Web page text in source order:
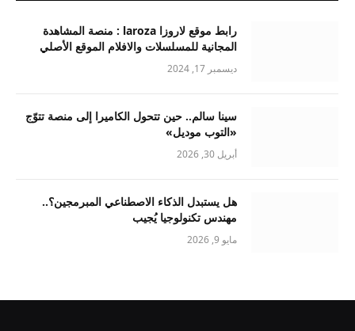
رابط موقع لاروزا laroza : منصة المشاهدة
المجانية للمسلسلات والافلام الموقع الأصلي
ديسمبر 17, 2024
سينا سالم.. حين تتحول الكاميرا إلى منصة تتوّج
«التوب موديل»
أبريل 30, 2026
هل يستبدل الذكاء الاصطناعي المبرمجين؟..
مهندس تكنولوجيا يُجيب
مايو 9, 2026